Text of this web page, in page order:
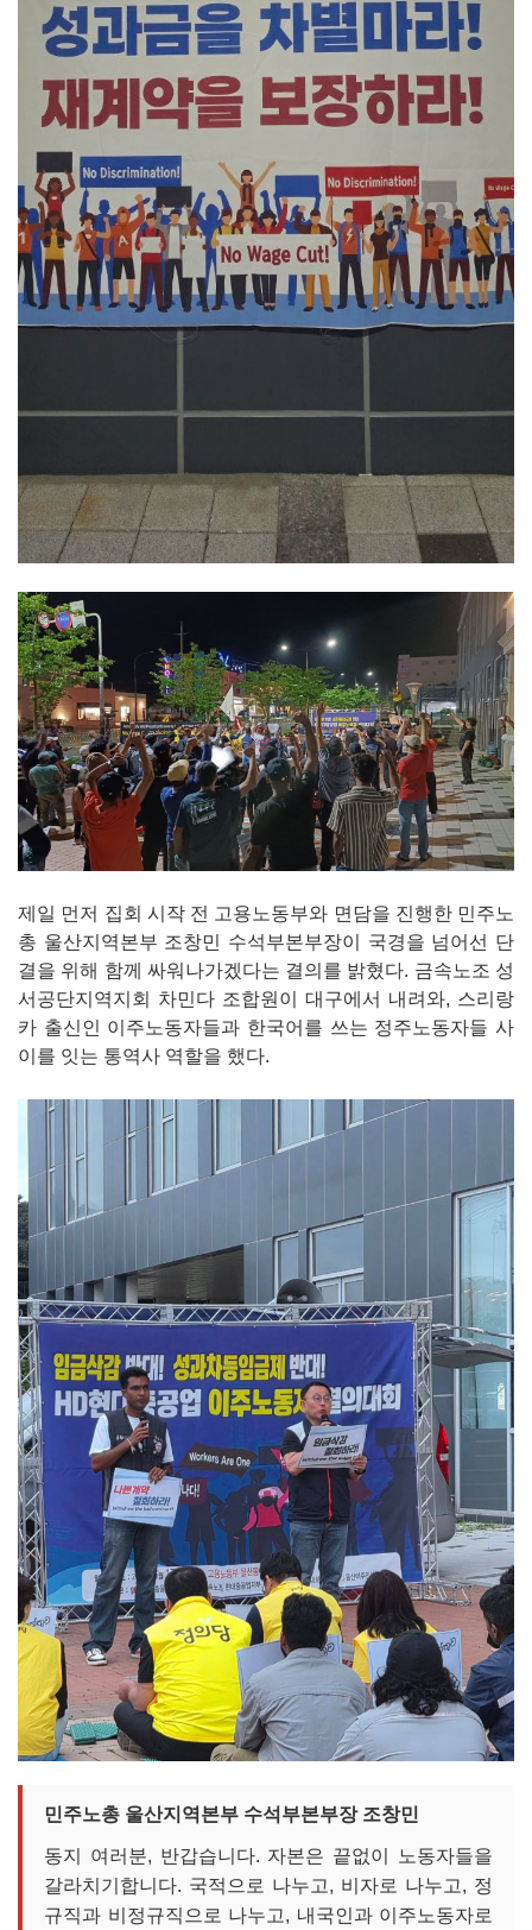
제일 먼저 집회 시작 전 고용노동부와 면담을 진행한 민주노
총 울산지역본부 조창민 수석부본부장이 국경을 넘어선 단
결을 위해 함께 싸워나가겠다는 결의를 밝혔다. 금속노조 성
서공단지역지회 차민다 조합원이 대구에서 내려와, 스리랑
카 출신인 이주노동자들과 한국어를 쓰는 정주노동자들 사
이를 잇는 통역사 역할을 했다.
민주노총 울산지역본부 수석부본부장 조창민
동지 여러분, 반갑습니다. 자본은 끝없이 노동자들을
갈라치기합니다. 국적으로 나누고, 비자로 나누고, 정
규직과 비정규직으로 나누고, 내국인과 이주노동자로